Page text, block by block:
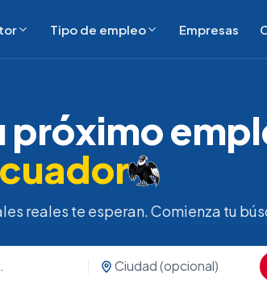
Tipo de empleo Empresas
próximo
reales te esperan. Comienza tu